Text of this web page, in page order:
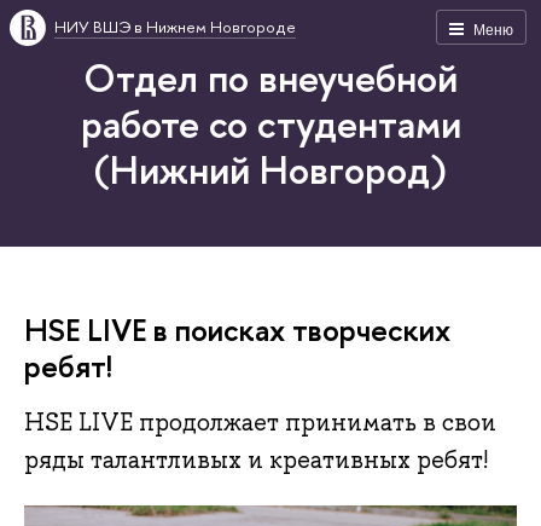
Меню
НИУ ВШЭ в Нижнем Новгороде
Отдел по внеучебной
работе со студентами
(Нижний Новгород)
HSE LIVE в поисках творческих
ребят!
HSE LIVE продолжает принимать в свои
ряды талантливых и креативных ребят!